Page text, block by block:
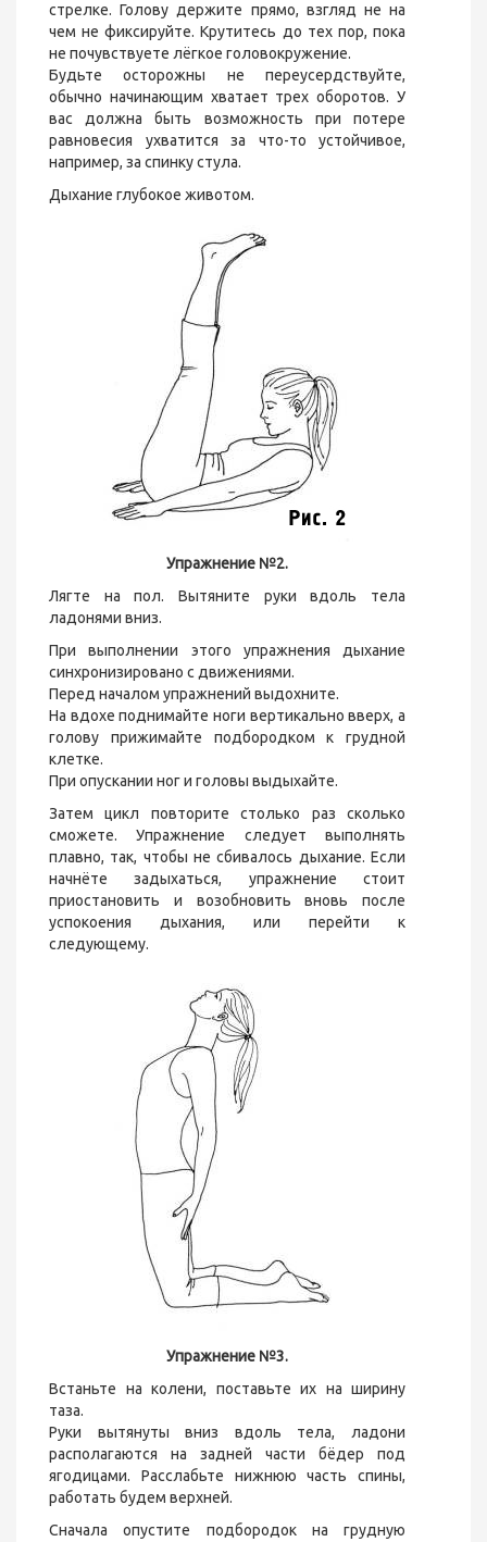
стрелке. Голову держите прямо, взгляд не на
чем не фиксируйте. Крутитесь до тех пор, пока
не почувствуете лёгкое головокружение.
Будьте осторожны не переусердствуйте,
обычно начинающим хватает трех оборотов. У
вас должна быть возможность при потере
равновесия ухватится за что-то устойчивое,
например, за спинку стула.
Дыхание глубокое животом.
Упражнение №2.
Лягте на пол. Вытяните руки вдоль тела
ладонями вниз.
При выполнении этого упражнения дыхание
синхронизировано с движениями.
Перед началом упражнений выдохните.
На вдохе поднимайте ноги вертикально вверх, а
голову прижимайте подбородком к грудной
клетке.
При опускании ног и головы выдыхайте.
Затем цикл повторите столько раз сколько
сможете. Упражнение следует выполнять
плавно, так, чтобы не сбивалось дыхание. Если
начнёте задыхаться, упражнение стоит
приостановить и возобновить вновь после
успокоения дыхания, или перейти к
следующему.
Упражнение №3.
Встаньте на колени, поставьте их на ширину
таза.
Руки вытянуты вниз вдоль тела, ладони
располагаются на задней части бёдер под
ягодицами. Расслабьте нижнюю часть спины,
работать будем верхней.
Сначала опустите подбородок на грудную